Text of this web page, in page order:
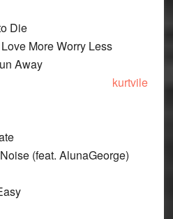
Die
More Worry Less
Away
(feat. AlunaGeorge)